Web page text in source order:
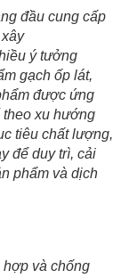
đầu cung cấp
ý tưởng
gạch ốp lát,
được ứng
theo xu hướng
tiêu chất lượng,
để duy trì, cải
phẩm và dịch
hợp và chống